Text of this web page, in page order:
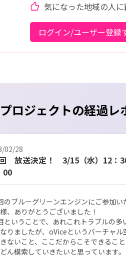
気になった地域の人に
ログイン/ユーザー登録
ロジェクトの経過レ
02/28
放送決定！ 3/15（水）12：
00
のブルーグリーンエンジンにご参加い
、ありがとうございました！
ということで、あれこれトラブルの多
りましたが、oViceというバーチャル
ないこと、ここだからこそできること
ん模索していきたいと思っています。